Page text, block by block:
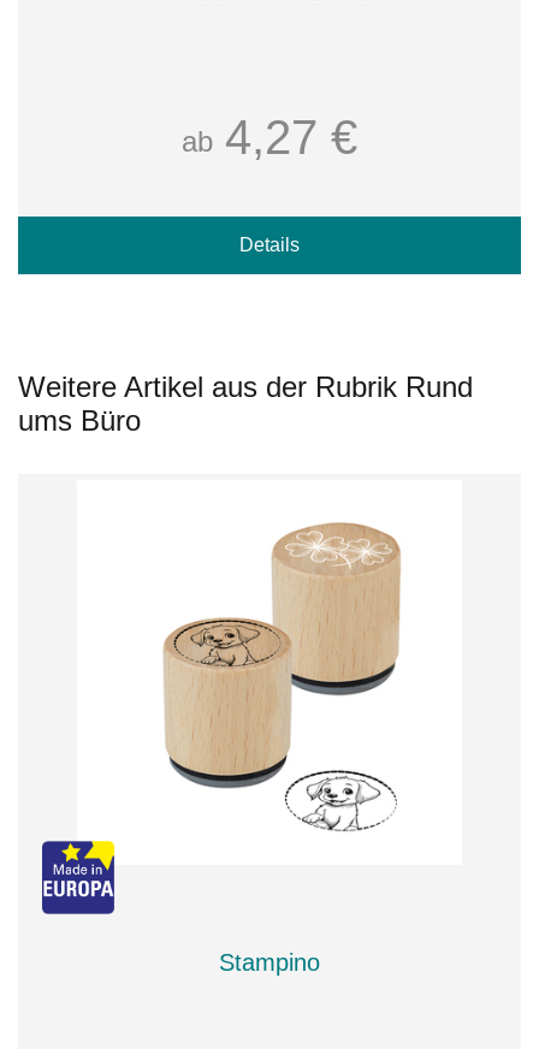
ab 4,27 €
Details
Weitere Artikel aus der Rubrik Rund
ums Büro
Stampino